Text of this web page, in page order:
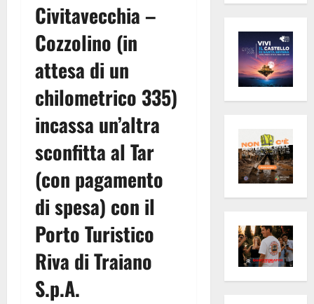
Civitavecchia –
Cozzolino (in
attesa di un
chilometrico 335)
incassa un’altra
sconfitta al Tar
(con pagamento
di spesa) con il
Porto Turistico
Riva di Traiano
S.p.A.